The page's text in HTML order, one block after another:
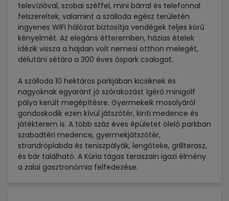
televízióval, szobai széffel, mini bárral és telefonnal
felszereltek, valamint a szálloda egész területén
ingyenes WIFI hálózat biztosítja vendégek teljes körű
kényelmét. Az elegáns étteremben, házias ételek
idézik vissza a hajdan volt nemesi otthon melegét,
délutáni sétára a 300 éves őspark csalogat.
A szálloda 10 hektáros parkjában kicsiknek és
nagyoknak egyaránt jó szórakozást ígérő minigolf
pálya került megépítésre. Gyermekeik mosolyáról
gondoskodik ezen kívül játszótér, kinti medence és
játékterem is. A több száz éves épületet ölelő parkban
szabadtéri medence, gyermekjátszótér,
strandröplabda és teniszpályák, lengőteke, grillterasz,
és bár található. A Kúria tágas teraszain igazi élmény
a zalai gasztronómia felfedezése.